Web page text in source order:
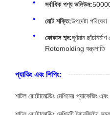
সর্বাধিক পণ্য ভলিউম:
মোট শক্তি:উপদেষ্টা পরিষেবা
ফোকাস শব্দ:ঘূর্ণমান
Rotomolding যন্ত্রপাতি
প্যাকিং এবং শিপিং:
শাটল রোটোমোল্ডিং মেশিনের প্যাকেজিং এবং